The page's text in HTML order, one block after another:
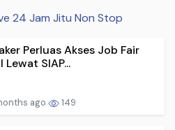
24 Jam Jitu Non Stop
Perluas Akses Job Fair
Lewat SIAP...
ago 149